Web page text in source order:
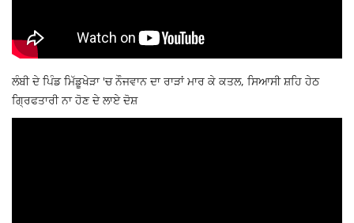
ਲੰਬੀ ਦੇ ਪਿੰਡ ਮਿੱਡੂਖੇੜਾ 'ਚ ਨੌਜਵਾਨ ਦਾ ਰਾੜਾਂ ਮਾਰ ਕੇ ਕਤਲ, ਸਿਆਸੀ ਸ਼ਹਿ ਹੇਠ
ਗ੍ਰਿਫਤਾਰੀ ਨਾ ਹੋਣ ਦੇ ਲਾਏ ਦੋਸ਼